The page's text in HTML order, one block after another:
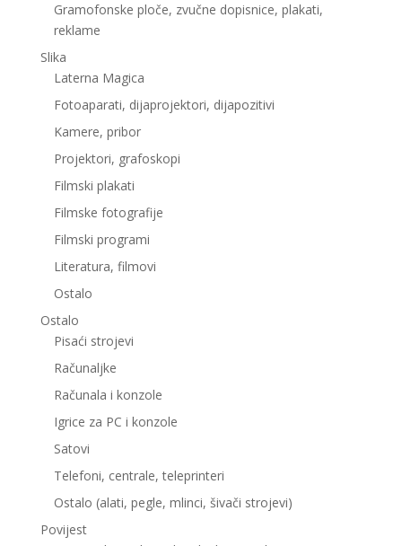
Gramofonske ploče, zvučne dopisnice, plakati,
reklame
Slika
Laterna Magica
Fotoaparati, dijaprojektori, dijapozitivi
Kamere, pribor
Projektori, grafoskopi
Filmski plakati
Filmske fotografije
Filmski programi
Literatura, filmovi
Ostalo
Ostalo
Pisaći strojevi
Računaljke
Računala i konzole
Igrice za PC i konzole
Satovi
Telefoni, centrale, teleprinteri
Ostalo (alati, pegle, mlinci, šivači strojevi)
Povijest